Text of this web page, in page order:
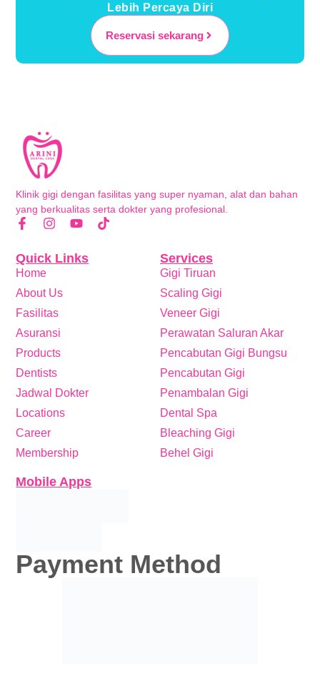
Lebih Percaya Diri
Reservasi sekarang
Klinik gigi dengan fasilitas yang super nyaman, alat dan bahan
yang berkualitas serta dokter yang profesional.
Services
Gigi Tiruan
Scaling Gigi
Veneer Gigi
Perawatan Saluran Akar
Pencabutan Gigi Bungsu
Pencabutan Gigi
Penambalan Gigi
Dental Spa
Bleaching Gigi
Behel Gigi
Quick Links
Home
About Us
Fasilitas
Asuransi
Products
Dentists
Jadwal Dokter
Locations
Career
Membership
Mobile Apps
Payment Method